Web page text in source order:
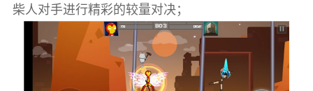
柴人对手进行精彩的较量对决；